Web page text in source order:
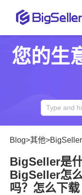
您的生
Blog>其他>BigSeller是什么
BigSeller是
BigSeller怎
吗？怎么下载